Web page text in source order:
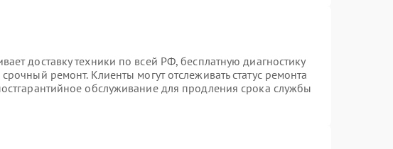
доставку техники по всей РФ, бесплатную диагностику
ремонт. Клиенты могут отслеживать статус ремонта
обслуживание для продления срока службы